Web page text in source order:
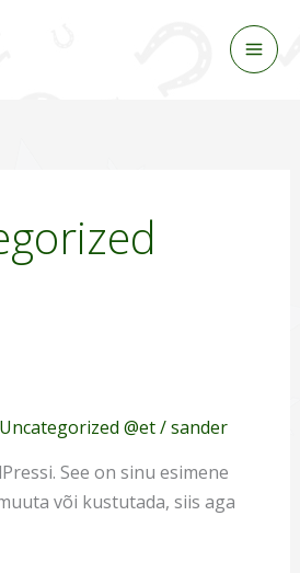
Uncategorized @et/sander
See on sinu esimene
või kustutada, siis aga